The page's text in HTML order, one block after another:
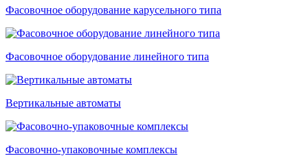
Фасовочное оборудование карусельного типа
Фасовочное оборудование линейного типа
Вертикальные автоматы
Фасовочно-упаковочные комплексы